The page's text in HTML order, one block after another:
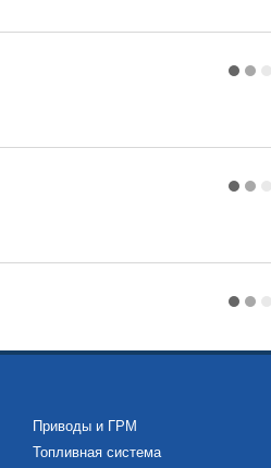
Приводы и ГРМ
Топливная система